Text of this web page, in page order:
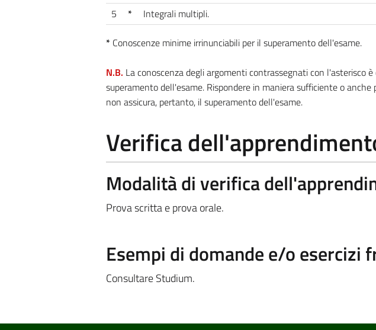
5
* Integrali multipli.
*Conoscenze minime irrinunciabili per il superamento dell'esame.
N.B. La conoscenza degli argomenti contrassegnati con l'asterisco
superamento dell'esame. Rispondere in maniera sufficiente o
non assicura, pertanto, il superamento dell'esame.
Verifica
Modalità di verifica
Prova scritta e prova orale.
Esempi di domande e/o esercizi
Consultare Studium.